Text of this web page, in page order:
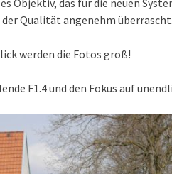
Objektiv, das für die neuen
der Qualität angenehm überrascht.
werden die Fotos groß!
F1.4 und den Fokus auf